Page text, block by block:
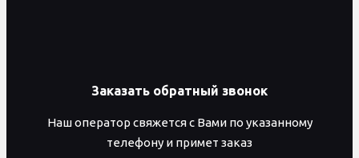
Заказать обратный звонок
Наш оператор свяжется с Вами по указанному
телефону и примет заказ